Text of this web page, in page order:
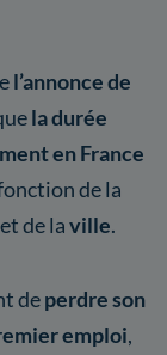
l’annonce de
la durée
en France
de la
et de laville.
deperdre son
emploi,